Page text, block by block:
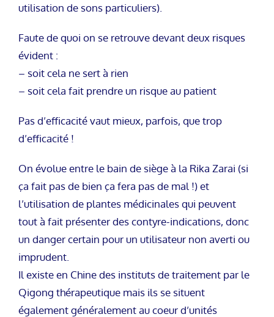
utilisation de sons particuliers).
Faute de quoi on se retrouve devant deux risques
évident :
– soit cela ne sert à rien
– soit cela fait prendre un risque au patient
Pas d’efficacité vaut mieux, parfois, que trop
d’efficacité !
On évolue entre le bain de siège à la Rika Zarai (si
ça fait pas de bien ça fera pas de mal !) et
l’utilisation de plantes médicinales qui peuvent
tout à fait présenter des contyre-indications, donc
un danger certain pour un utilisateur non averti ou
imprudent.
Il existe en Chine des instituts de traitement par le
Qigong thérapeutique mais ils se situent
également généralement au coeur d’unités